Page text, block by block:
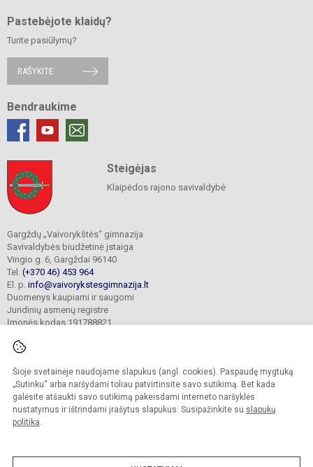
Šioje svetainėje naudojame slapukus (angl. cookies). Paspaudę mygtuką
„Sutinku“ arba naršydami toliau patvirtinsite savo sutikimą. Bet kada
galėsite atšaukti savo sutikimą pakeisdami interneto naršyklės
nustatymus ir ištrindami įrašytus slapukus. Susipažinkite su slapukų
politika.
Pastebėjote klaidų?
Turite pasiūlymų?
RAŠYKITE
Bendraukime
Steigėjas
Klaipėdos rajono savivaldybė
Gargždų „Vaivorykštės“ gimnazija
Savivaldybės biudžetinė įstaiga
Vingio g. 6, Gargždai 96140
Tel. (+370 46) 453 964
El. p. info@vaivorykstesgimnazija.lt
Duomenys kaupiami ir saugomi
Juridinių asmenų registre
Įmonės kodas 191788821
© 2022. Gargždų „Vaivorykštės“ gimnazija. Visos teisės saugomos.
Kopijuoti turinį be raštiško gimnazijos sutikimo griežtai draudžiama.
Prieinamumo paraiška Slapukų valdymas
Sumanus būdas atnaujinti